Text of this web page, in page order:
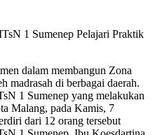
1 Sumenep Pelajari Praktik
dalam membangun Zona
madrasah di berbagai daerah.
1 Sumenep yang melakukan
Malang, pada Kamis, 7
dari 12 orang tersebut